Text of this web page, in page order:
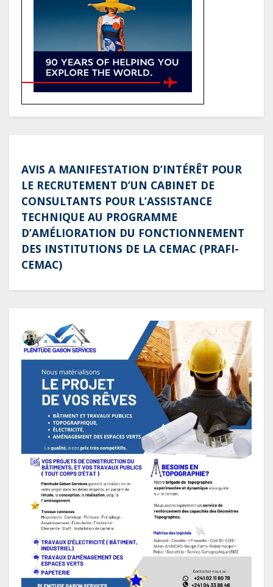
positionnement de partenaire de
référence pour les grands projets
industriels et d’infrastructures du
pays
AVIS A MANIFESTATION D’INTÉRÊT POUR
LE RECRUTEMENT D’UN CABINET DE
CONSULTANTS POUR L’ASSISTANCE
TECHNIQUE AU PROGRAMME
D’AMÉLIORATION DU FONCTIONNEMENT
DES INSTITUTIONS DE LA CEMAC (PRAFI-
CEMAC)